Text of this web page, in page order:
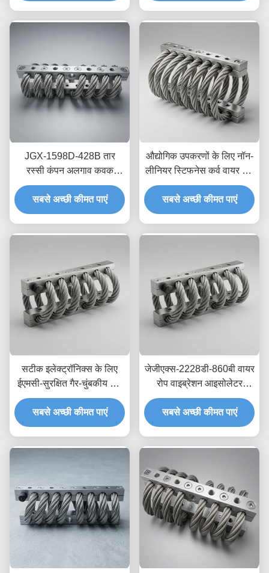
JGX-1598D-428B तार
रस्सी कंपन अलगाव कवक
रासायनिक धोने प्रतिरोधी
स्टेनलेस स्टील अलगाव माउंट
सबसे अच्छी कीमत पाएं
औद्योगिक उपकरणों के लिए नॉन-
लीनियर स्टिफनेस कर्व वायर रोप
आइसोलेटर JGX-2228D-
665B इको-फ्रेंडली ऑल-मेटल
माउंट
सबसे अच्छी कीमत पाएं
सटीक इलेक्ट्रॉनिक्स के लिए
ईएमसी-सुरक्षित गैर-चुंबकीय तार
रस्सी आइसोलेटर JGX-
2228D-665B क्षणिक शॉक
डिसिपेशन माउंट
सबसे अच्छी कीमत पाएं
जेजीएक्स-2228डी-860बी वायर
रोप वाइब्रेशन आइसोलेटर
स्टेनलेस स्टील लंबी सेवा जीवन
औद्योगिक शॉक एब्जॉर्बर
सबसे अच्छी कीमत पाएं